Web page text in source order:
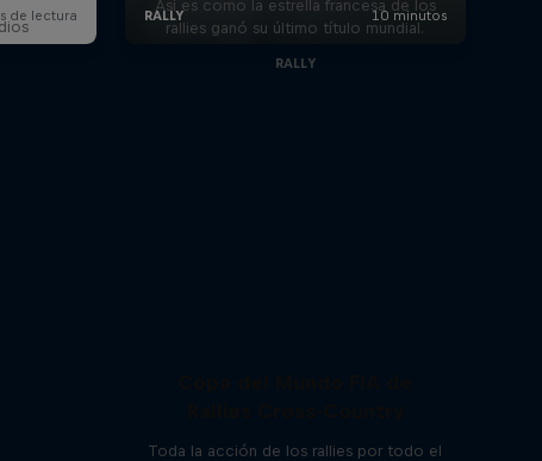
Así es como la estrella francesa de los
rallies ganó su último título mundial.
RALLY
Toda la acción de los rallies por todo el